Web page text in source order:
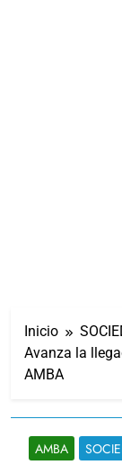
Inicio
Avanza la
AMBA
AMBA